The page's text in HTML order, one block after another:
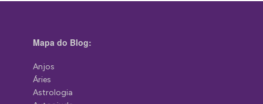
Mapa do Blog:
Anjos
Áries
Astrologia